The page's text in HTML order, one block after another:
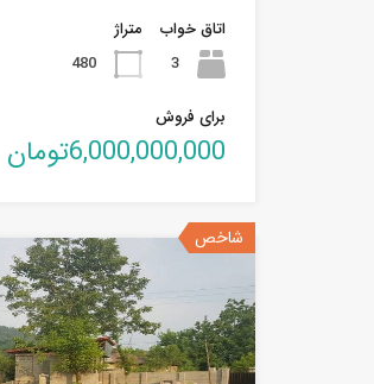
اتاق خواب
3
متراژ
480
برای فروش
6,000,000,000تومان
شاخص